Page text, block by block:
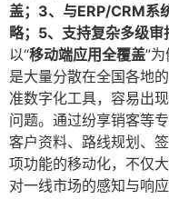
盖；3、与ERP/CRM系
略；5、支持复杂多级审
以“移动端应用全覆盖”
是大量分散在全国各地
准数字化工具，容易出
问题。通过纷享销客等
客户资料、路线规划、
项功能的移动化，不仅
对一线市场的感知与响应